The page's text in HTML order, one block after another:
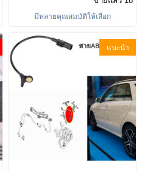
หัวเผาW164 หัวเผาW204
หัวเผาW207
มีหลายคุณสมบัติให้เลือก
แนะนำ